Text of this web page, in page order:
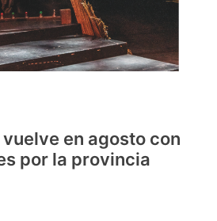
vuelve en agosto con
por la provincia